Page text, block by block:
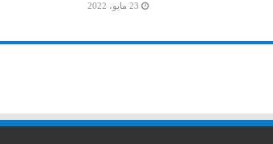
23 مايو، 2022